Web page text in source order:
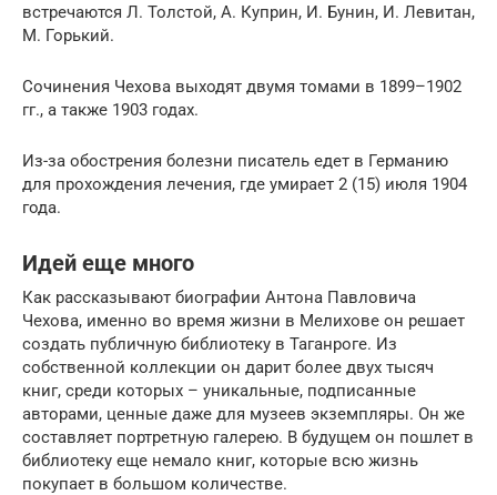
встречаются Л. Толстой, А. Куприн, И. Бунин, И. Левитан,
М. Горький.
Сочинения Чехова выходят двумя томами в 1899–1902
гг., а также 1903 годах.
Из-за обострения болезни писатель едет в Германию
для прохождения лечения, где умирает 2 (15) июля 1904
года.
Идей еще много
Как рассказывают биографии Антона Павловича
Чехова, именно во время жизни в Мелихове он решает
создать публичную библиотеку в Таганроге. Из
собственной коллекции он дарит более двух тысяч
книг, среди которых – уникальные, подписанные
авторами, ценные даже для музеев экземпляры. Он же
составляет портретную галерею. В будущем он пошлет в
библиотеку еще немало книг, которые всю жизнь
покупает в большом количестве.